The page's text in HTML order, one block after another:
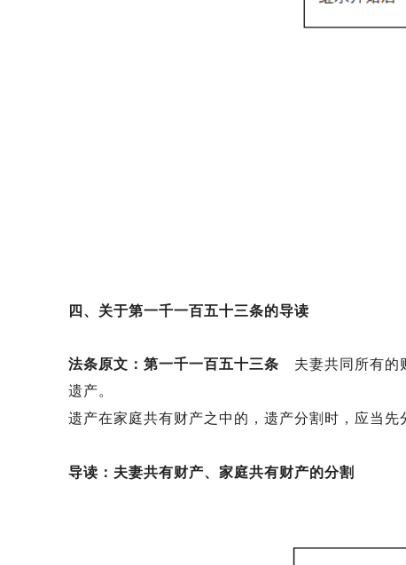
四、关于第一千一百五十三条的导读
法条原文：第一千一百五十三条 夫妻共同所有的
遗产。
遗产在家庭共有财产之中的，遗产分割时，应当先
导读：夫妻共有财产、家庭共有财产的分割